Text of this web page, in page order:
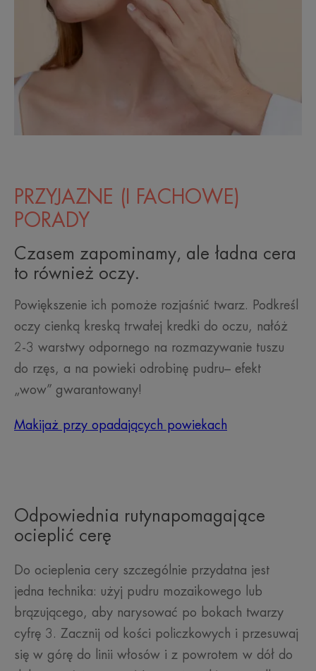
PRZYJAZNE (I FACHOWE)
PORADY
Czasem zapominamy, ale ładna cera
to również oczy.
Powiększenie ich pomoże rozjaśnić twarz. Podkreśl
oczy cienką kreską trwałej kredki do oczu, nałóż
2-3 warstwy odpornego na rozmazywanie tuszu
do rzęs, a na powieki odrobinę pudru– efekt
„wow” gwarantowany!
Makijaż przy opadających powiekach
Odpowiednia rutynapomagające
ocieplić cerę
Do ocieplenia cery szczególnie przydatna jest
jedna technika: użyj pudru mozaikowego lub
brązującego, aby narysować po bokach twarzy
cyfrę 3. Zacznij od kości policzkowych i przesuwaj
się w górę do linii włosów i z powrotem w dół do